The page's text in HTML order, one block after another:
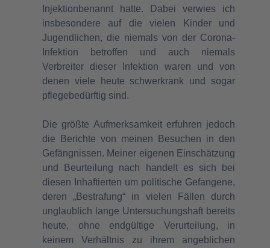
Injektionbenannt hatte. Dabei verwies ich
insbesondere auf die vielen Kinder und
Jugendlichen, die niemals von der Corona-
Infektion betroffen und auch niemals
Verbreiter dieser Infektion waren und von
denen viele heute schwerkrank und sogar
pflegebedürftig sind.
Die größte Aufmerksamkeit erfuhren jedoch
die Berichte von meinen Besuchen in den
Gefängnissen. Meiner eigenen Einschätzung
und Beurteilung nach handelt es sich bei
diesen Inhaftierten um politische Gefangene,
deren „Bestrafung“ in vielen Fällen durch
unglaublich lange Untersuchungshaft bereits
heute, ohne endgültige Verurteilung, in
keinem Verhältnis zu ihrem angeblichen